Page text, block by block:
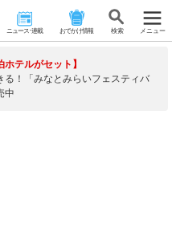
ニュース･連載 おでかけ情報 検 索 メニュー
ホテルがセット】
る！「みなとみらいフェスティバ
中